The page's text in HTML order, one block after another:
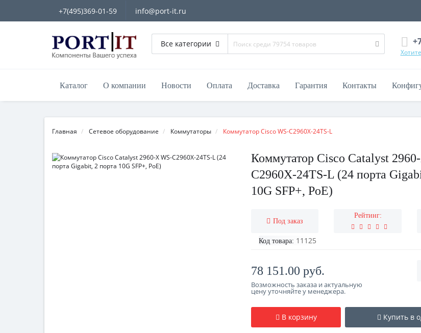
+7(495)369-01-59 info@port-it.ru
Все категории
Каталог О компании Новости Оплата Доставка Гарантия Контакты
Главная Сетевое оборудование Коммутаторы Коммутатор Cisco WS-C2960X-24TS-L
Коммутатор Cisco Catalyst
C2960X-24TS-L (24 порта
10G SFP+, PoE)
Под заказ
Рейтинг:
Код товара: 11125
78 151.00 руб.
Возможность заказа и актуальную
цену уточняйте у менеджера.
В корзину Купить в